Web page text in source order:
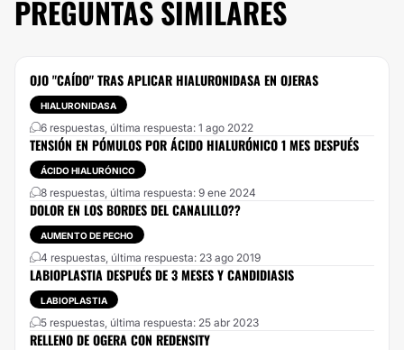
PREGUNTAS SIMILARES
OJO "CAÍDO" TRAS APLICAR HIALURONIDASA EN OJERAS
HIALURONIDASA
6 respuestas, última respuesta: 1 ago 2022
TENSIÓN EN PÓMULOS POR ÁCIDO HIALURÓNICO 1 MES DESPUÉS
ÁCIDO HIALURÓNICO
8 respuestas, última respuesta: 9 ene 2024
DOLOR EN LOS BORDES DEL CANALILLO??
AUMENTO DE PECHO
4 respuestas, última respuesta: 23 ago 2019
LABIOPLASTIA DESPUÉS DE 3 MESES Y CANDIDIASIS
LABIOPLASTIA
5 respuestas, última respuesta: 25 abr 2023
RELLENO DE OGERA CON REDENSITY